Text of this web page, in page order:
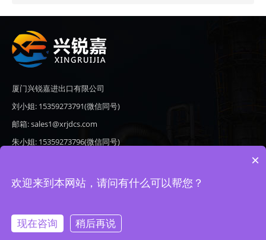
厦门兴锐嘉进出口有限公司
刘小姐: 15359273791(微信同号)
邮箱: sales1@xrjdcs.com
朱小姐: 15359273796(微信同号)
地址: 厦门市翔安区新澳路510号海峡现代城A座6楼609
Copyright © 2020-2026 厦门兴锐嘉进出口有限公司 版权所有 备案号：
×
欢迎来到本网站，请问有什么可以帮您？
现在咨询 稍后再说